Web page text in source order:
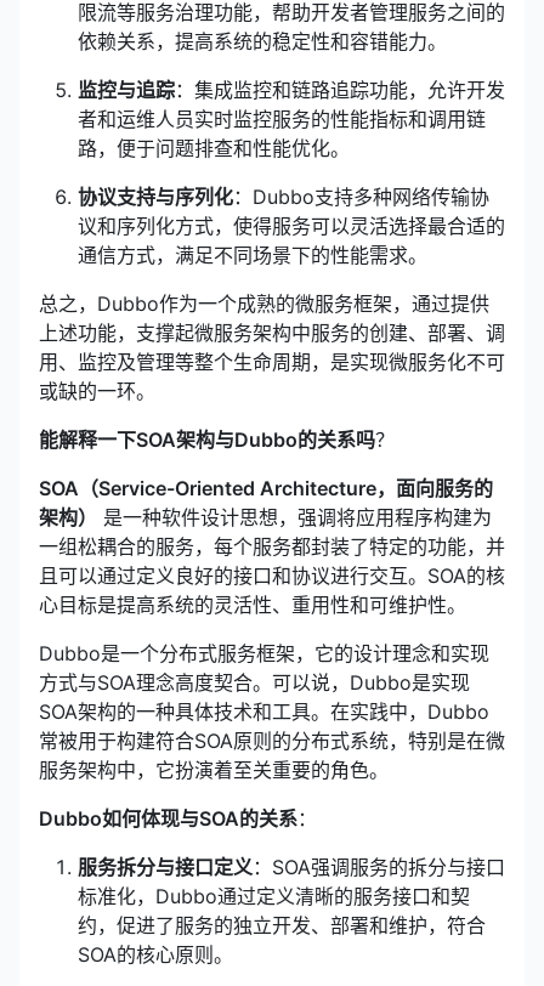
限流等服务治理功能，帮助开发者管理服务之间的
依赖关系，提高系统的稳定性和容错能力。
监控与追踪：集成监控和链路追踪功能，允许开发
者和运维人员实时监控服务的性能指标和调用链
路，便于问题排查和性能优化。
协议支持与序列化：Dubbo支持多种网络传输协
议和序列化方式，使得服务可以灵活选择最合适的
通信方式，满足不同场景下的性能需求。
总之，Dubbo作为一个成熟的微服务框架，通过提供
上述功能，支撑起微服务架构中服务的创建、部署、调
用、监控及管理等整个生命周期，是实现微服务化不可
或缺的一环。
能解释一下SOA架构与Dubbo的关系吗？
SOA（Service-Oriented Architecture，面向服务的
架构）
是一种软件设计思想，强调将应用程序构建为
一组松耦合的服务，每个服务都封装了特定的功能，并
且可以通过定义良好的接口和协议进行交互。SOA的核
心目标是提高系统的灵活性、重用性和可维护性。
Dubbo是一个分布式服务框架，它的设计理念和实现
方式与SOA理念高度契合。可以说，Dubbo是实现
SOA架构的一种具体技术和工具。在实践中，Dubbo
常被用于构建符合SOA原则的分布式系统，特别是在微
服务架构中，它扮演着至关重要的角色。
Dubbo如何体现与SOA的关系：
服务拆分与接口定义：SOA强调服务的拆分与接口
标准化，Dubbo通过定义清晰的服务接口和契
约，促进了服务的独立开发、部署和维护，符合
SOA的核心原则。